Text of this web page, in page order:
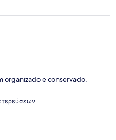
organizado e conservado.